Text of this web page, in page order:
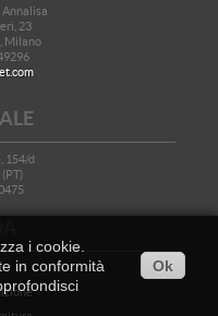
i cookie.
in conformità
Ok
23
Milano
154/d